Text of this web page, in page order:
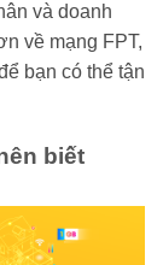
và doanh
về mạng FPT,
bạn có thể tận
biết